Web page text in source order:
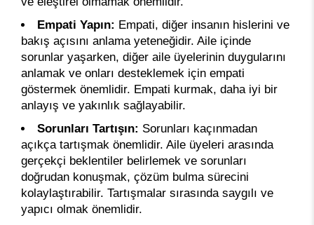
Empati Yapın: Empati, diğer insanın hislerini ve
bakış açısını anlama yeteneğidir. Aile içinde
sorunlar yaşarken, diğer aile üyelerinin duygularını
anlamak ve onları desteklemek için empati
göstermek önemlidir. Empati kurmak, daha iyi bir
anlayış ve yakınlık sağlayabilir.
Sorunları Tartışın: Sorunları kaçınmadan
açıkça tartışmak önemlidir. Aile üyeleri arasında
gerçekçi beklentiler belirlemek ve sorunları
doğrudan konuşmak, çözüm bulma sürecini
kolaylaştırabilir. Tartışmalar sırasında saygılı ve
yapıcı olmak önemlidir.